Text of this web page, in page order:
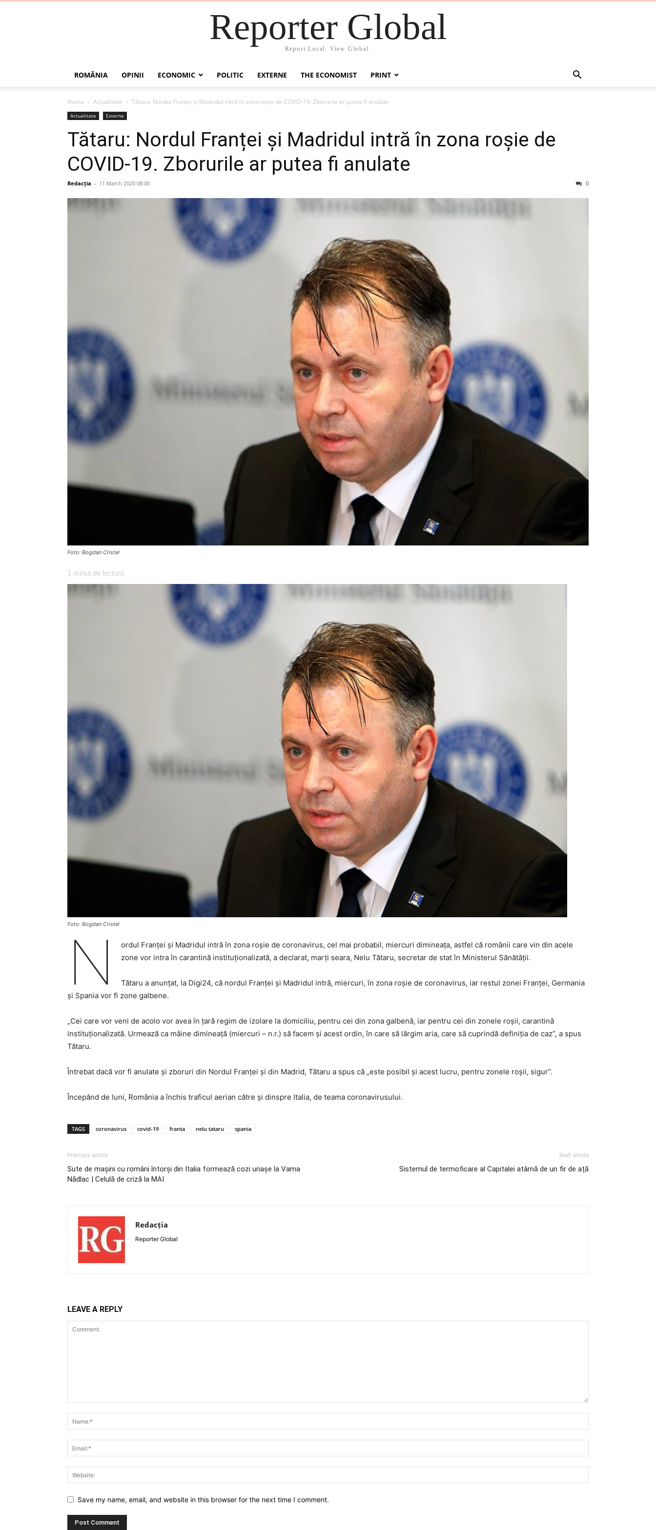
Reporter Global
Report Local. View Global.
ROMÂNIA OPINII ECONOMIC POLITIC EXTERNE THE ECONOMIST PRINT
Home Actualitate Tătaru: Nordul Franței și Madridul intră în zona roșie de COVID-19. Zborurile ar putea fi anulate
Actualitate Externe
Tătaru: Nordul Franței și Madridul intră în zona roșie de
COVID-19. Zborurile ar putea fi anulate
Redacția - 11 March 2020 08:00 0
Foto: Bogdan Cristel
1 minut de lectură
Foto: Bogdan Cristel
N
ordul Franței și Madridul intră în zona roșie de coronavirus, cel mai probabil, miercuri dimineața, astfel că românii care vin din acele
zone vor intra în carantină instituționalizată, a declarat, marți seara, Nelu Tătaru, secretar de stat în Ministerul Sănătății.
Tătaru a anunțat, la Digi24, că nordul Franței și Madridul intră, miercuri, în zona roșie de coronavirus, iar restul zonei Franței, Germania
și Spania vor fi zone galbene.
„Cei care vor veni de acolo vor avea în țară regim de izolare la domiciliu, pentru cei din zona galbenă, iar pentru cei din zonele roșii, carantină
instituționalizată. Urmează ca mâine dimineață (miercuri – n.r.) să facem și acest ordin, în care să lărgim aria, care să cuprindă definiția de caz”, a spus
Tătaru.
Întrebat dacă vor fi anulate și zboruri din Nordul Franței și din Madrid, Tătaru a spus că „este posibil și acest lucru, pentru zonele roșii, sigur”.
Începând de luni, România a închis traficul aerian către și dinspre Italia, de teama coronavirusului.
TAGS coronavirus covid-19 franta nelu tataru spania
Previous article
Sute de mașini cu români întorși din Italia formează cozi uriașe la Vama
Nădlac | Celulă de criză la MAI
Next article
Sistemul de termoficare al Capitalei atârnă de un fir de ață
Redacția
Reporter Global
LEAVE A REPLY
Save my name, email, and website in this browser for the next time I comment.